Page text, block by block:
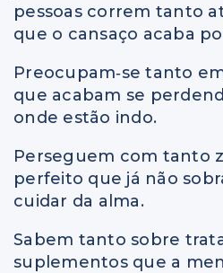
pessoas correm tanto
que o cansaço acaba
Preocupam‑se tanto
que acabam se
onde estão indo.
Perseguem com tanto
perfeito que já não
cuidar da alma.
Sabem tanto sobre
suplementos que a